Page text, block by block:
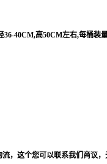
36-40CM,高50CM左右,每桶装
，这个您可以联系我们商议